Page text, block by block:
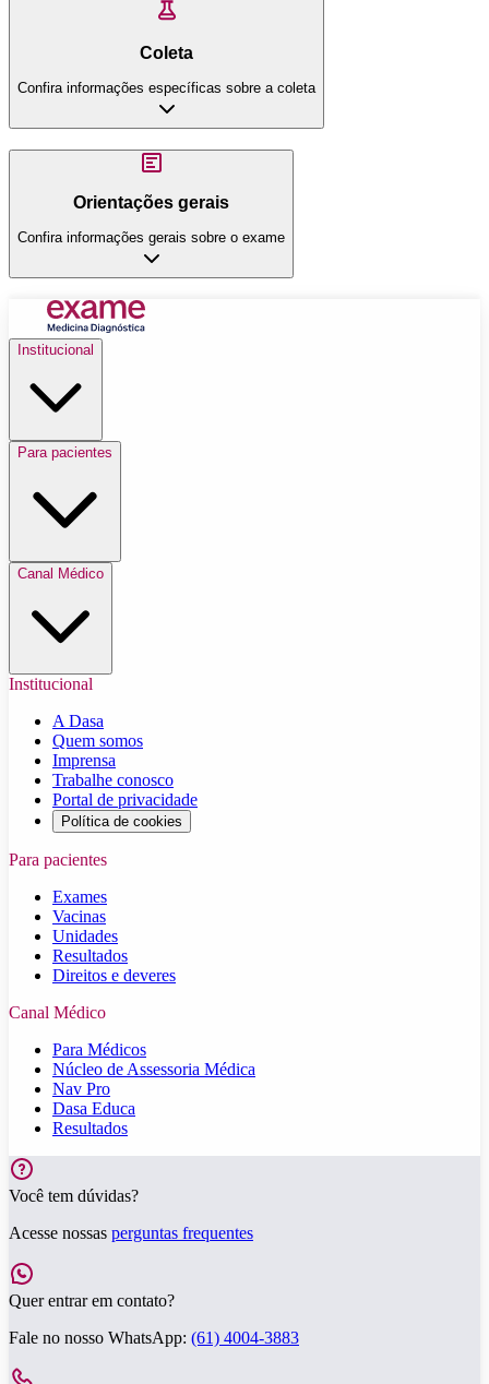
Coleta
Confira informações específicas sobre a coleta
Orientações gerais
Confira informações gerais sobre o exame
Institucional
Para pacientes
Canal Médico
Institucional
A Dasa
Quem somos
Imprensa
Trabalhe conosco
Portal de privacidade
Política de cookies
Para pacientes
Exames
Vacinas
Unidades
Resultados
Direitos e deveres
Canal Médico
Para Médicos
Núcleo de Assessoria Médica
Nav Pro
Dasa Educa
Resultados
Você tem dúvidas?
Acesse nossas perguntas frequentes
Quer entrar em contato?
Fale no nosso WhatsApp: (61) 4004-3883